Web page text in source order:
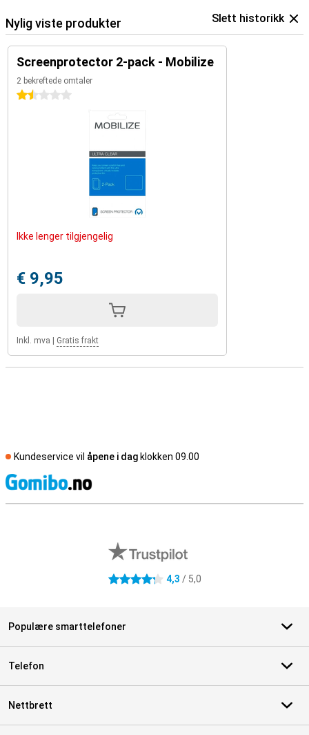
Nylig viste produkter Slett historikk
Screenprotector 2-pack - Mobilize
2 bekreftede omtaler
1.5 stjerner
Ikke lenger tilgjengelig
€ 9,95
Inkl. mva Gratis frakt
Kundeservice vil åpene i dag klokken 09.00
4.3 stjerner 4,3 / 5,0
Populære smarttelefoner
Telefon
Nettbrett